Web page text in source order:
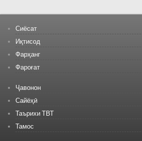
Сиёсат
Иқтисод
Фарҳанг
Фароғат
Ҷавонон
Сайёҳӣ
Таърихи ТВТ
Тамос